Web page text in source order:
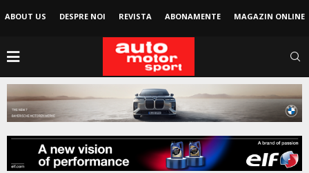
ABOUT US DESPRE NOI REVISTA ABONAMENTE MAGAZIN ONLINE